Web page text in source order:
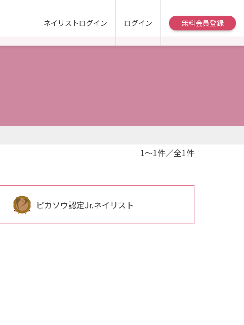
ネイリストログイン ログイン 無料会員登録
1～1件／全1件
ピカソウ認定Jr.ネイリスト